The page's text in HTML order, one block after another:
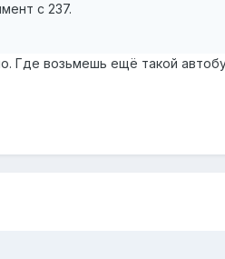
с 237.
Где возьмешь ещё такой